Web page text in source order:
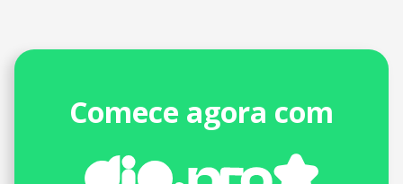
Comece agora com